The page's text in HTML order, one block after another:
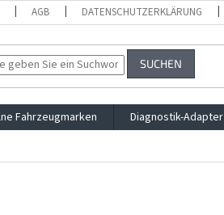
AGB DATENSCHUTZERKLÄRUNG
SUCHEN
Fahrzeugmarken Diagnostik-Adapter